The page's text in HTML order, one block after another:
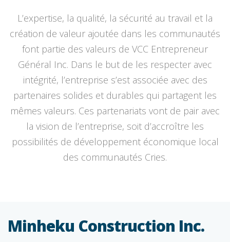
L’expertise, la qualité, la sécurité au travail et la
création de valeur ajoutée dans les communautés
font partie des valeurs de VCC Entrepreneur
Général Inc. Dans le but de les respecter avec
intégrité, l’entreprise s’est associée avec des
partenaires solides et durables qui partagent les
mêmes valeurs. Ces partenariats vont de pair avec
la vision de l’entreprise, soit d’accroître les
possibilités de développement économique local
des communautés Cries.
Minheku Construction Inc.